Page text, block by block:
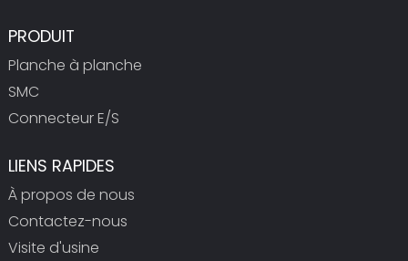
PRODUIT
Planche à planche
SMC
Connecteur E/S
LIENS RAPIDES
À propos de nous
Contactez-nous
Visite d'usine